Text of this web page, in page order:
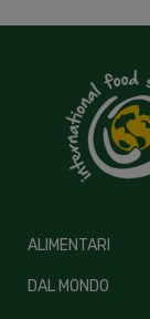
ALIMENTARI
DAL MONDO